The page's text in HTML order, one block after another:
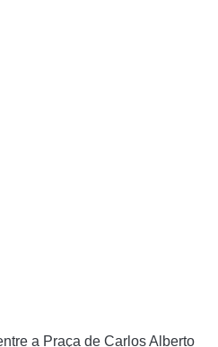
a Praça de Carlos Alberto